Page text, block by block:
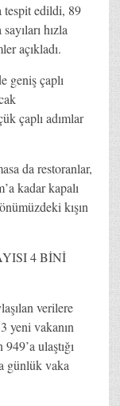
tespit edildi, 89
hızla
açıkladı.
geniş çaplı
çaplı adımlar
da restoranlar,
kadar kapalı
kışın
4 BİNİ
verilere
yeni vakanın
ulaştığı
günlük vaka